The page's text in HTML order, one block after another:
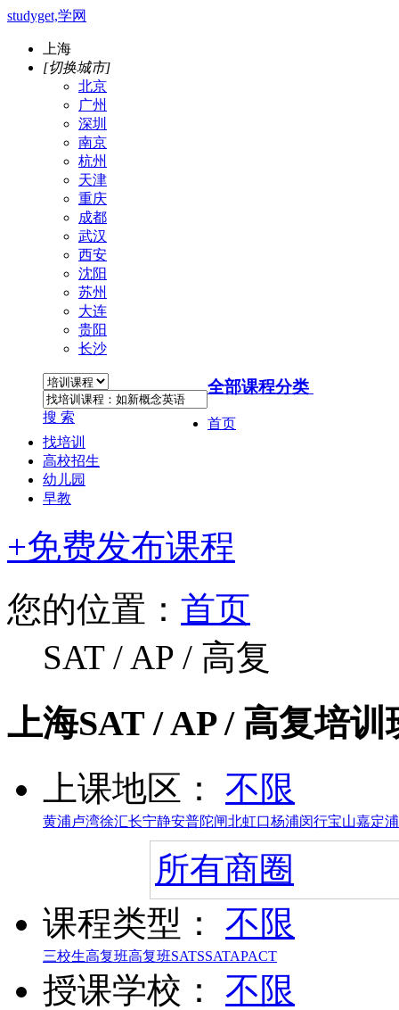
studyget,学网
上海
[切换城市]
北京
广州
深圳
南京
杭州
天津
重庆
成都
武汉
西安
沈阳
苏州
大连
贵阳
长沙
搜 索
全部课程分类
首页
找培训
高校招生
幼儿园
早教
+免费发布课程
您的位置： 首页
SAT / AP / 高复
上海SAT / AP / 高复培训
上课地区： 不限
黄浦卢湾徐汇长宁静安普陀闸北虹口杨浦闵行宝山嘉定
所有商圈
课程类型：
不限
三校生高复班高复班SATSSATAPACT
授课学校： 不限